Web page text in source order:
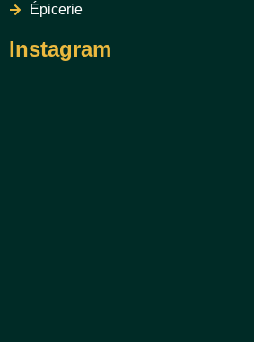
Épicerie
Instagram